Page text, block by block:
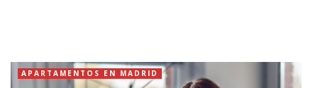
APARTAMENTOS EN MADRID